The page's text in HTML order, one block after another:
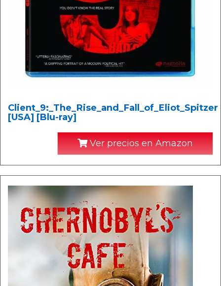
Client_9:_The_Rise_and_Fall_of_Eliot_Spitzer
[USA] [Blu-ray]
Ver precios en Amazon